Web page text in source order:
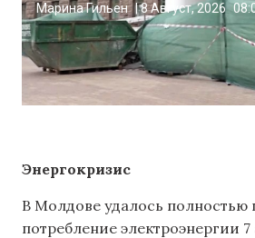
Марина Гильен |8 Август, 2026
Энергокризис
В Молдове удалось полностью
потребление электроэнергии 7